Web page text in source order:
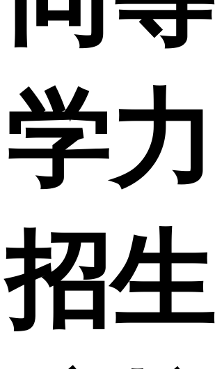
学力
招生